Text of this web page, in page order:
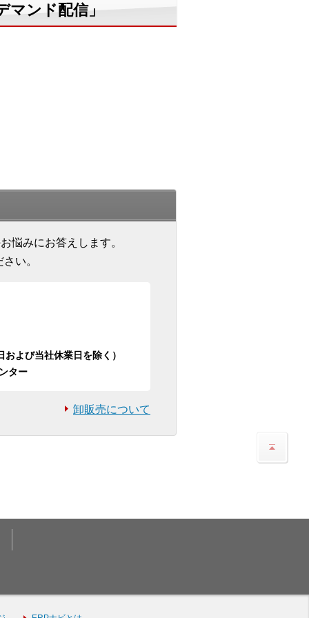
ンド配信」
悩みにお答えします。
い。
よび当社休業日を除く）
ター
卸販売について